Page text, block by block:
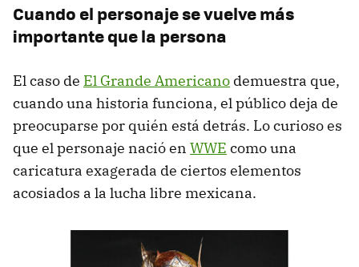
Cuando el personaje se vuelve más
importante que la persona
El caso de El Grande Americano demuestra que,
cuando una historia funciona, el público deja de
preocuparse por quién está detrás. Lo curioso es
que el personaje nació en WWE como una
caricatura exagerada de ciertos elementos
acosiados a la lucha libre mexicana.